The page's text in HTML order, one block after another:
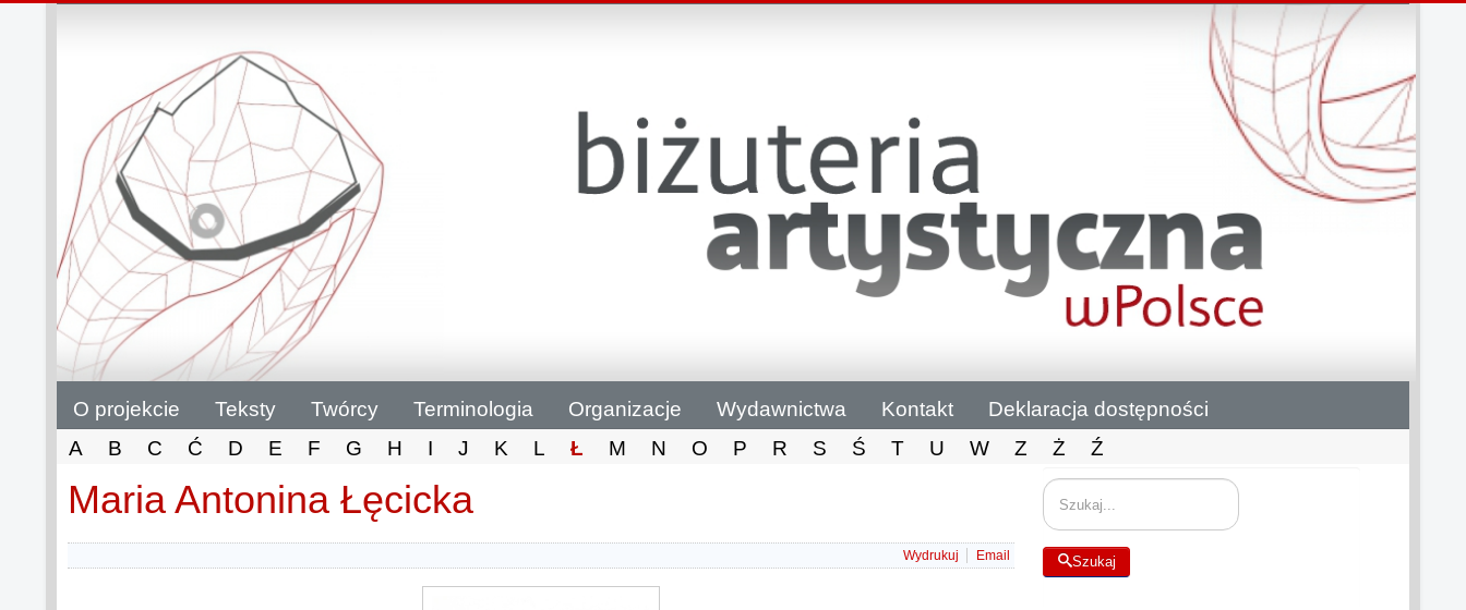
O projekcie Teksty Twórcy Terminologia Organizacje Wydawnictwa Kontakt
Deklaracja dostępności
A
B C Ć D E F G H I J K L Ł M N O P R S Ś T U W Z Ż Ź
Maria Antonina Łęcicka
Wydrukuj Email Szukaj